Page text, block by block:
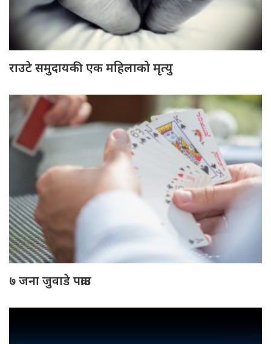
राउटे समुदायकी एक महिलाको मृत्यु
७ जना जुवाडे पक्राउ